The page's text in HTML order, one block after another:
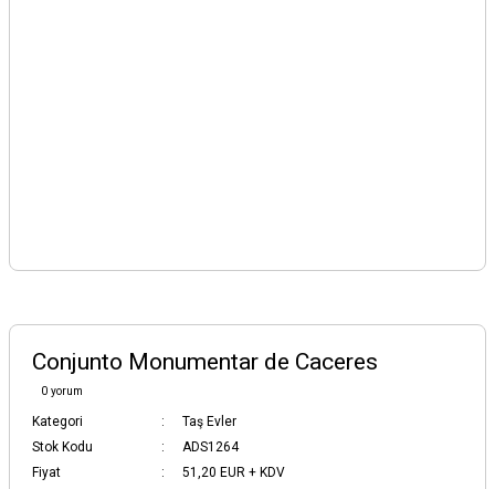
Conjunto Monumentar de Caceres
0 yorum
Kategori
Taş Evler
Stok Kodu
ADS1264
Fiyat
51,20 EUR + KDV